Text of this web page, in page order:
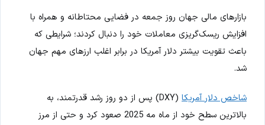
بازارهای مالی جهان روز جمعه در فضایی محتاطانه و همراه با
افزایش ریسک‌گریزی معاملات خود را دنبال کردند؛ شرایطی که
باعث تقویت بیشتر دلار آمریکا در برابر اغلب ارزهای مهم جهان
شد.
شاخص دلار آمریکا
(DXY) پس از دو روز رشد قدرتمند، به
بالاترین سطح خود از ماه مه 2025 صعود کرد و حتی از مرز